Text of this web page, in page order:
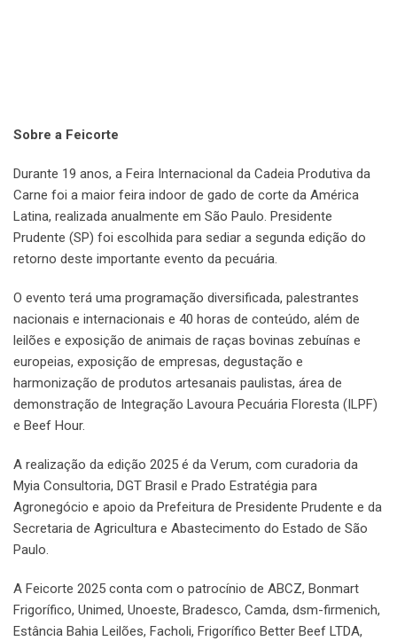
Sobre a Feicorte
Durante 19 anos, a Feira Internacional da Cadeia Produtiva da
Carne foi a maior feira indoor de gado de corte da América
Latina, realizada anualmente em São Paulo. Presidente
Prudente (SP) foi escolhida para sediar a segunda edição do
retorno deste importante evento da pecuária.
O evento terá uma programação diversificada, palestrantes
nacionais e internacionais e 40 horas de conteúdo, além de
leilões e exposição de animais de raças bovinas zebuínas e
europeias, exposição de empresas, degustação e
harmonização de produtos artesanais paulistas, área de
demonstração de Integração Lavoura Pecuária Floresta (ILPF)
e Beef Hour.
A realização da edição 2025 é da Verum, com curadoria da
Myia Consultoria, DGT Brasil e Prado Estratégia para
Agronegócio e apoio da Prefeitura de Presidente Prudente e da
Secretaria de Agricultura e Abastecimento do Estado de São
Paulo.
A Feicorte 2025 conta com o patrocínio de ABCZ, Bonmart
Frigorífico, Unimed, Unoeste, Bradesco, Camda, dsm-firmenich,
Estância Bahia Leilões, Facholi, Frigorífico Better Beef LTDA,